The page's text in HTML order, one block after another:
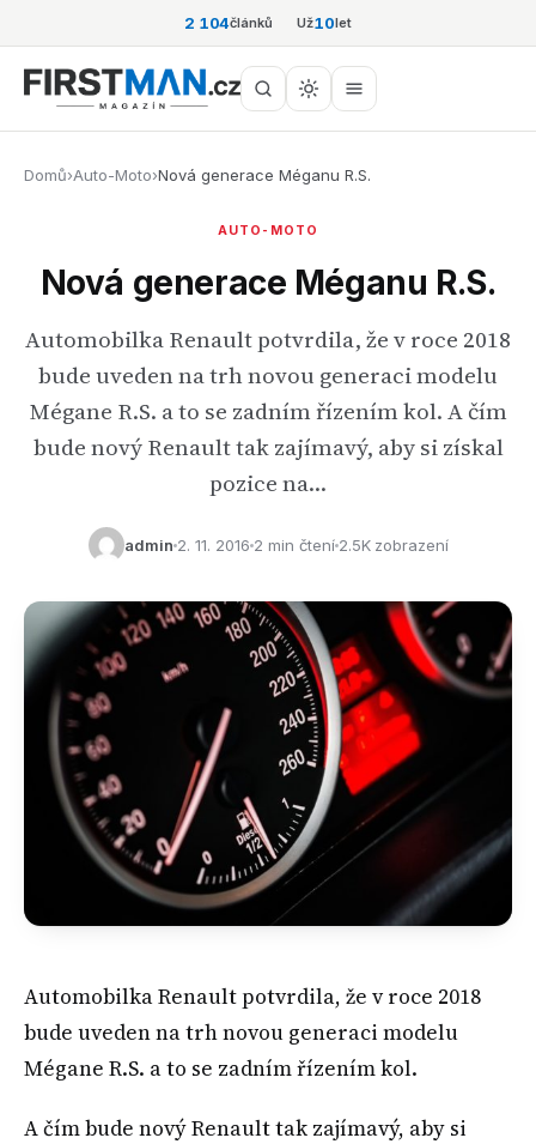
2 104článků Už10let
Domů›Auto-Moto›Nová generace Méganu R.S.
AUTO-MOTO
Nová generace Méganu R.S.
Automobilka Renault potvrdila, že v roce 2018
bude uveden na trh novou generaci modelu
Mégane R.S. a to se zadním řízením kol. A čím
bude nový Renault tak zajímavý, aby si získal
pozice na…
admin 2. 11. 2016 2 min čtení2.5K zobrazení
Automobilka Renault potvrdila, že v roce 2018
bude uveden na trh novou generaci modelu
Mégane R.S. a to se zadním řízením kol.
A čím bude nový Renault tak zajímavý, aby si